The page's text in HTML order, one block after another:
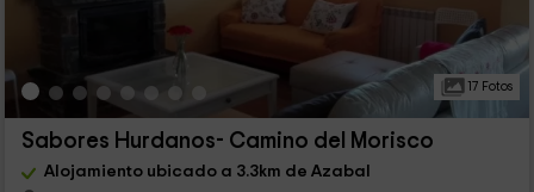
17 Fotos
Sabores Hurdanos- Camino del Morisco
Alojamiento ubicado a 3.3km de Azabal